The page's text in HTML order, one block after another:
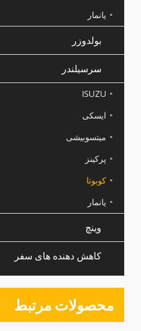
یانمار
بولدوزر
سرسیلندر
ISUZU
ایسکی
میتسوبیشی
پرکینز
کوبوتا
یانمار
وینچ
کاهش دهنده های سفر
محصولات مرتبط